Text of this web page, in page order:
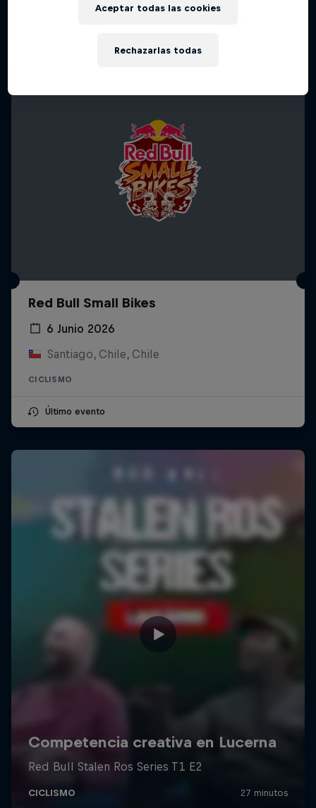
Red Bull Small Bikes
6 Junio 2026
Santiago, Chile, Chile
CICLISMO
Último evento
Rechazarlas todas
Aceptar todas las cookies